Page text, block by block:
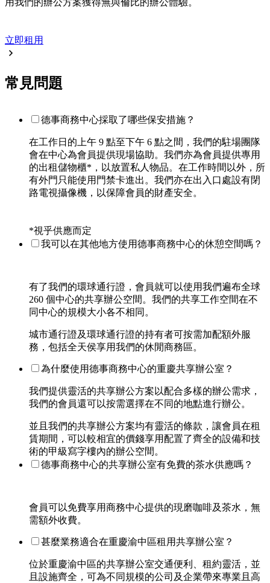
用我們的辦公方案獲得無與倫比的辦公體驗。
立即租用
常見問題
德事商務中心採取了哪些保安措施？
在工作日的上午 9 點至下午 6 點之間，我們的駐場團隊
會在中心為會員提供現場協助。我們亦為會員提供專用
的出租儲物櫃*，以放置私人物品。在工作時間以外，所
有外門只能使用門禁卡進出。我們亦在出入口處設有閉
路電視攝像機，以保障會員的財產安全。
*視乎供應而定
我可以在其他地方使用德事商務中心的休憩空間嗎？
有了我們的環球通行證，會員就可以使用我們遍布全球
260 個中心的共享辦公空間。我們的共享工作空間在不
同中心的規模大小各不相同。
城市通行證及環球通行證的持有者可按需加配額外服
務，包括全天侯享用我們的休閒商務區。
為什麼使用德事商務中心的重慶共享辦公室？
我們提供靈活的共享辦公方案以配合多樣的辦公需求，
我們的會員還可以按需選擇在不同的地點進行辦公。
並且我們的共享辦公方案均有靈活的條款，讓會員在租
賃期間，可以較相宜的價錢享用配置了齊全的設備和技
術的甲級寫字樓內的辦公空間。
德事商務中心的共享辦公室有免費的茶水供應嗎？
會員可以免費享用商務中心提供的現磨咖啡及茶水，無
需額外收費。
甚麼業務適合在重慶渝中區租用共享辦公室？
位於重慶渝中區的共享辦公室交通便利、租約靈活，並
且設施齊全，可為不同規模的公司及企業帶來專業且高